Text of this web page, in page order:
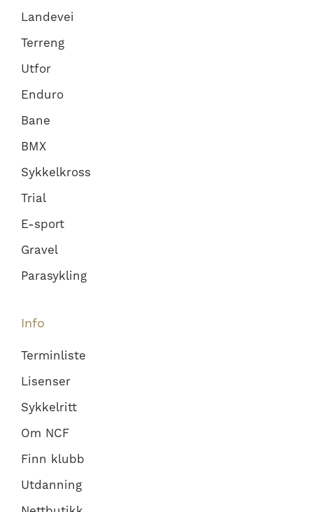
Landevei
Terreng
Utfor
Enduro
Bane
BMX
Sykkelkross
Trial
E-sport
Gravel
Parasykling
Info
Terminliste
Lisenser
Sykkelritt
Om NCF
Finn klubb
Utdanning